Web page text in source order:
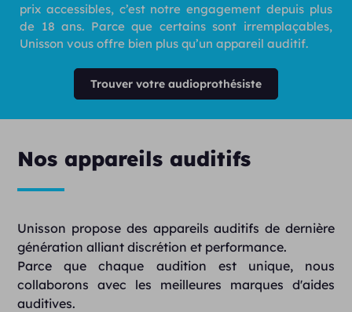
prix accessibles, c’est notre engagement depuis plus
de 18 ans. Parce que certains sont irremplaçables,
Unisson vous offre bien plus qu’un appareil auditif.
Trouver votre audioprothésiste
Nos appareils auditifs
Unisson propose des appareils auditifs de dernière
génération alliant discrétion et performance.
Parce que chaque audition est unique, nous
collaborons avec les meilleures marques d'aides
auditives.